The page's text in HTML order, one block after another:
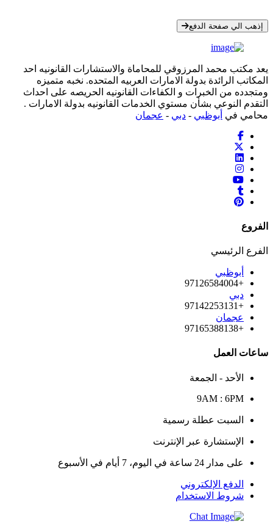
إذهب الي صفحة الدفع
يعد مكتب محمد المرزوقي للمحاماة والاستشارات القانونيه احد
المكاتب الرائدة بدولة الامارات العربيه المتحده. نخبه متميزه
ومتجدده من الخبرات و الكفاءات القانونيه الحريصه على احداث
التقدم النوعي بشأن مستوي الخدمات القانونيه بدولة الامارات .
محامي في أبوظبي - دبي - عجمان
الفروع
الفرع الرئيسي
أبوظبي
+97126584004
دبي
+97142253131
عجمان
+97165388138
ساعات العمل
الأحد - الجمعة
9AM : 6PM
السبت عطلة رسمية
الإستشارة عبر الإنترنت
على مدار 24 ساعة في اليوم، 7 أيام في الأسبوع
الدفع الإلكتروني
شروط الاستخدام